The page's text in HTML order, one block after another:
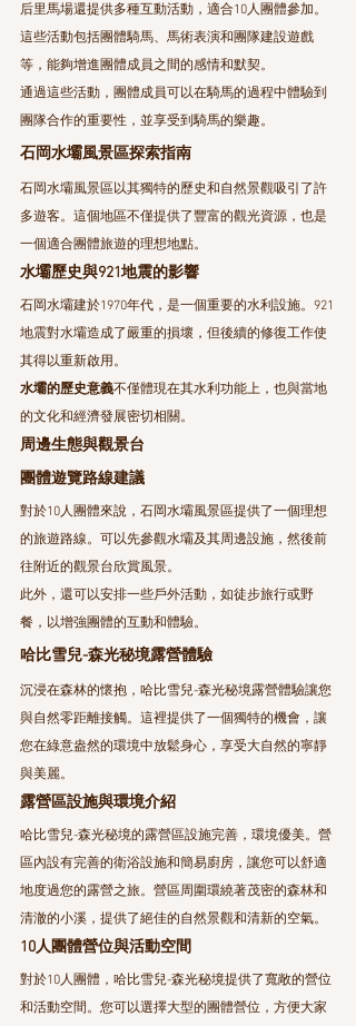
后里馬場還提供多種互動活動，適合10人團體參加。
這些活動包括團體騎馬、馬術表演和團隊建設遊戲
等，能夠增進團體成員之間的感情和默契。
通過這些活動，團體成員可以在騎馬的過程中體驗到
團隊合作的重要性，並享受到騎馬的樂趣。
石岡水壩風景區探索指南
石岡水壩風景區以其獨特的歷史和自然景觀吸引了許
多遊客。這個地區不僅提供了豐富的觀光資源，也是
一個適合團體旅遊的理想地點。
水壩歷史與921地震的影響
石岡水壩建於1970年代，是一個重要的水利設施。921
地震對水壩造成了嚴重的損壞，但後續的修復工作使
其得以重新啟用。
水壩的歷史意義不僅體現在其水利功能上，也與當地
的文化和經濟發展密切相關。
周邊生態與觀景台
團體遊覽路線建議
對於10人團體來說，石岡水壩風景區提供了一個理想
的旅遊路線。可以先參觀水壩及其周邊設施，然後前
往附近的觀景台欣賞風景。
此外，還可以安排一些戶外活動，如徒步旅行或野
餐，以增強團體的互動和體驗。
哈比雪兒-森光秘境露營體驗
沉浸在森林的懷抱，哈比雪兒-森光秘境露營體驗讓您
與自然零距離接觸。這裡提供了一個獨特的機會，讓
您在綠意盎然的環境中放鬆身心，享受大自然的寧靜
與美麗。
露營區設施與環境介紹
哈比雪兒-森光秘境的露營區設施完善，環境優美。營
區內設有完善的衛浴設施和簡易廚房，讓您可以舒適
地度過您的露營之旅。營區周圍環繞著茂密的森林和
清澈的小溪，提供了絕佳的自然景觀和清新的空氣。
10人團體營位與活動空間
對於10人團體，哈比雪兒-森光秘境提供了寬敞的營位
和活動空間。您可以選擇大型的團體營位，方便大家